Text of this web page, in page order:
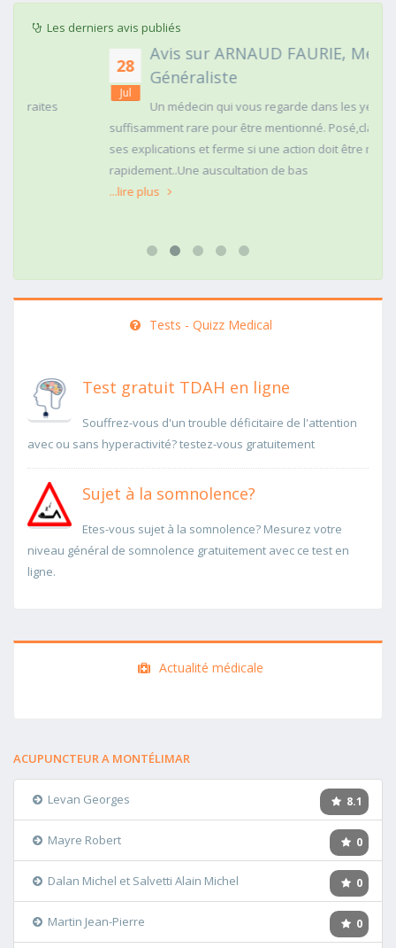
Les derniers avis publiés
Avis sur ARNAUD FAURIE, Médecin
Généraliste
Un médecin qui vous regarde dans les yeux c'est
suffisamment rare pour être mentionné. Posé,clair dans
ses explications et ferme si une action doit être menée
rapidement..Une auscultation de bas
Tests - Quizz Medical
Test gratuit TDAH en ligne
Souffrez-vous d'un trouble déficitaire de l'attention
avec ou sans hyperactivité? testez-vous gratuitement
Sujet à la somnolence?
Etes-vous sujet à la somnolence? Mesurez votre
niveau général de somnolence gratuitement avec ce test en
ligne.
Actualité médicale
ACUPUNCTEUR A MONTÉLIMAR
8.1
Levan Georges
0
Mayre Robert
0
Dalan Michel et Salvetti Alain Michel
0
Martin Jean-Pierre